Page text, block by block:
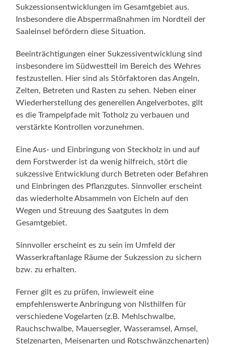
Sukzessionsentwicklungen im Gesamtgebiet aus.
Insbesondere die Absperrmaßnahmen im Nordteil der
Saaleinsel befördern diese Situation.
Beeinträchtigungen einer Sukzessiventwicklung sind
insbesondere im Südwestteil im Bereich des Wehres
festzustellen. Hier sind als Störfaktoren das Angeln,
Zelten, Betreten und Rasten zu sehen. Neben einer
Wiederherstellung des generellen Angelverbotes, gilt
es die Trampelpfade mit Totholz zu verbauen und
verstärkte Kontrollen vorzunehmen.
Eine Aus- und Einbringung von Steckholz in und auf
dem Forstwerder ist da wenig hilfreich, stört die
sukzessive Entwicklung durch Betreten oder Befahren
und Einbringen des Pflanzgutes. Sinnvoller erscheint
das wiederholte Absammeln von Eicheln auf den
Wegen und Streuung des Saatgutes in dem
Gesamtgebiet.
Sinnvoller erscheint es zu sein im Umfeld der
Wasserkraftanlage Räume der Sukzession zu sichern
bzw. zu erhalten.
Ferner gilt es zu prüfen, inwieweit eine
empfehlenswerte Anbringung von Nisthilfen für
verschiedene Vogelarten (z.B. Mehlschwalbe,
Rauchschwalbe, Mauersegler, Wasseramsel, Amsel,
Stelzenarten, Meisenarten und Rotschwänzchenarten)